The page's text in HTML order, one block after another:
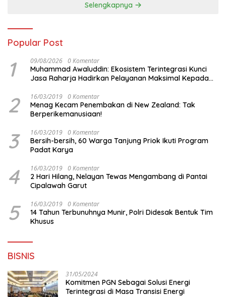
Selengkapnya
Popular Post
1 09/08/2026 0 Komentar
Muhammad Awaluddin: Ekosistem Terintegrasi Kunci
Jasa Raharja Hadirkan Pelayanan Maksimal Kepada
2 16/03/2019 0 Komentar
Menag Kecam Penembakan di New Zealand: Tak
Berperikemanusiaan!
3 16/03/2019 0 Komentar
Bersih-bersih, 60 Warga Tanjung Priok Ikuti Program
Padat Karya
4 16/03/2019 0 Komentar
2 Hari Hilang, Nelayan Tewas Mengambang di Pantai
Cipalawah Garut
5 16/03/2019 0 Komentar
14 Tahun Terbunuhnya Munir, Polri Didesak Bentuk Tim
Khusus
BISNIS
31/05/2024
Komitmen PGN Sebagai Solusi Energi
Terintegrasi di Masa Transisi Energi